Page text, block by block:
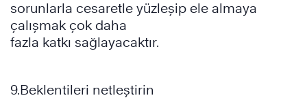
sorunlarla cesaretle yüzleşip ele almaya
çalışmak çok daha
fazla katkı sağlayacaktır.
9.Beklentileri netleştirin